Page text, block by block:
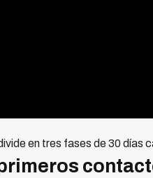
en tres fases de 30 días